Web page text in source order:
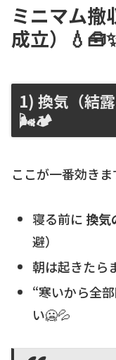
ミニマム撤
成立）
1) 換気（結
🌬️🏕️
ここが一番効きま
寝る前に 換気
避）
朝は起きたら
“寒いから全
い🥶💦